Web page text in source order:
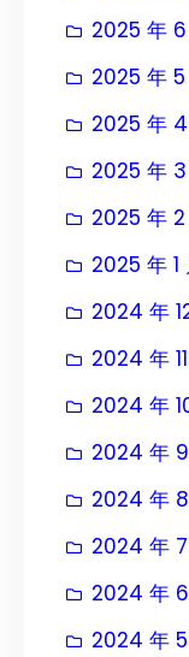
2025 年 6
2025 年 5
2025 年
2025 年 3
2025 年 2
2025 年 1
2024 年
2024 年
2024 年
2024 年
2024 年
2024 年
2024 年
2024 年